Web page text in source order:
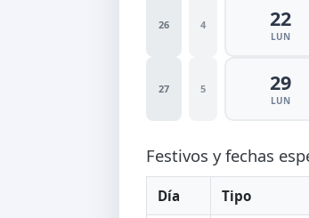
26 4 22
LUN
27 5 29
LUN
Festivos y fechas
Día Tipo